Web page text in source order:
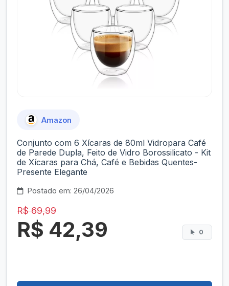
Amazon
Conjunto com 6 Xícaras de 80ml Vidropara Café
de Parede Dupla, Feito de Vidro Borossilicato - Kit
de Xícaras para Chá, Café e Bebidas Quentes-
Presente Elegante
Postado em: 26/04/2026
R$ 69,99
R$ 42,39 0